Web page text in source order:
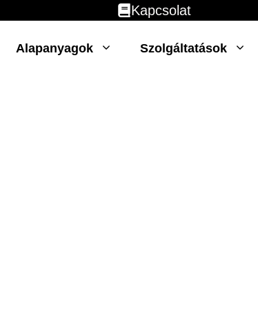
Kapcsolat
Alapanyagok Szolgáltatások